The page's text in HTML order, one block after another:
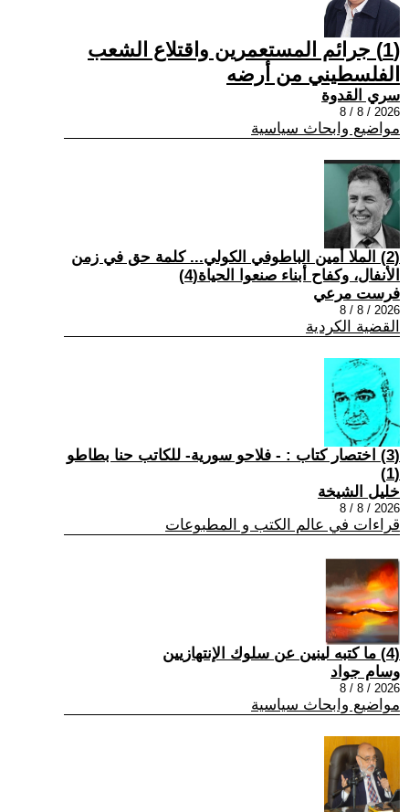
(1) جرائم المستعمرين واقتلاع الشعب
الفلسطيني من أرضه
سري القدوة
2026 / 8 / 8
مواضيع وابحاث سياسية
(2) الملا أمين الباطوفي الكولي... كلمة حق في زمن
الأنفال، وكفاح أبناء صنعوا الحياة(4)
فرست مرعي
2026 / 8 / 8
القضية الكردية
(3) اختصار كتاب : - فلاحو سورية- للكاتب حنا بطاطو
(1)
خليل الشيخة
2026 / 8 / 8
قراءات في عالم الكتب و المطبوعات
(4) ما كتبه لينين عن سلوك الإنتهازيين
وسام جواد
2026 / 8 / 8
مواضيع وابحاث سياسية